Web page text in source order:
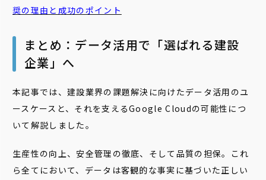
奨の理由と成功のポイント
まとめ：データ活用で「選ばれる建設
企業」へ
本記事では、建設業界の課題解決に向けたデータ活用のユ
ースケースと、それを支えるGoogle Cloudの可能性につ
いて解説しました。
生産性の向上、安全管理の徹底、そして品質の担保。これ
ら全てにおいて、データは客観的な事実に基づいた正しい